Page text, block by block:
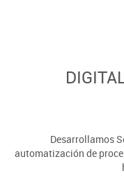
Desarrollamos
automatización de